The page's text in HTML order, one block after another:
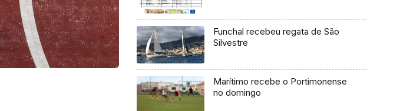
Funchal recebeu regata de São
Silvestre
Marítimo recebe o Portimonense
no domingo